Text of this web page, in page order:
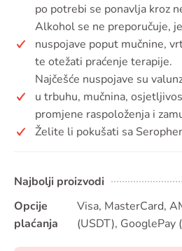
po potrebi se ponavlja kroz
Alkohol se ne preporučuje,
nuspojave poput mučnine,
te otežati praćenje terapije.
Najčešće nuspojave su
u trbuhu, mučnina,
promjene raspoloženja i
Želite li pokušati sa
Najbolji proizvodi
Opcije
plaćanja
Visa, MasterCard,
(USDT), GooglePay